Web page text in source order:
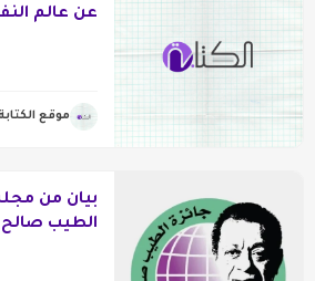
عن عالم
موقع
بيان من
الطيب صالح